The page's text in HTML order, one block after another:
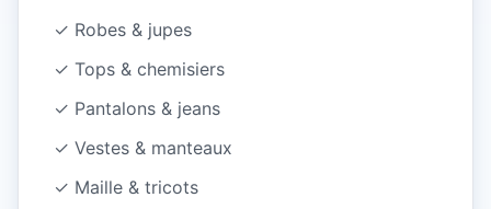
✓ Robes & jupes
✓ Tops & chemisiers
✓ Pantalons & jeans
✓ Vestes & manteaux
✓ Maille & tricots